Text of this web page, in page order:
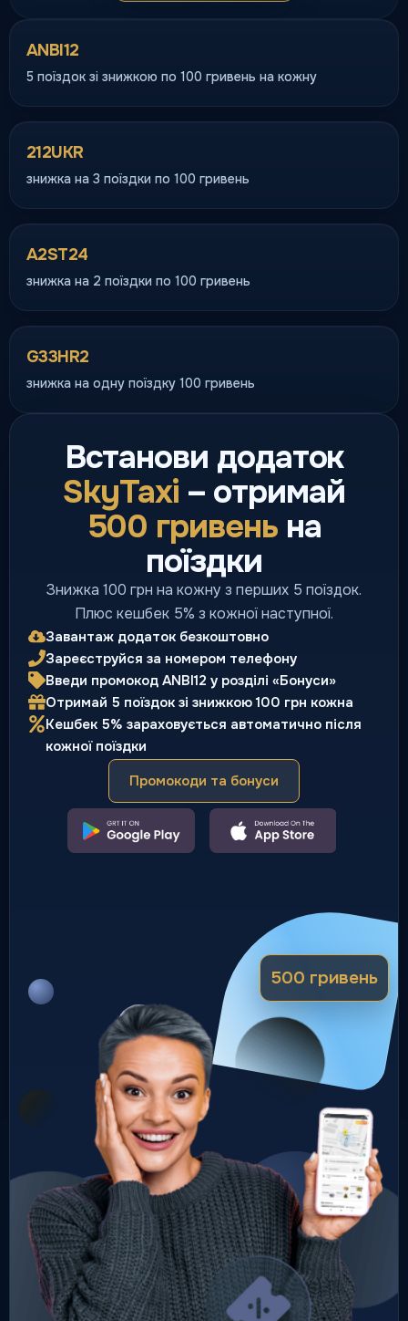
Флагманський клас для
особливих маршрутів
Групи, сім'ї, трансфери до 8+
Міжміське таксі
Фіксований маршрут між
містами
Місто/Область
Попереднє замовлення
Подача на конкретний час
Планування
Таксі на вокзал
Трансфери до вокзалів та
Таксі з терміналом
Оплата карткою прямо в
Безготівково
Доставка / Кур'єр
Посилки й документи по місту
день у день швидка доставка
Кур'єр
ANBI12
5 поїздок зі знижкою по 100 гривень на кожну
212UKR
знижка на 3 поїздки по 100 гривень
A2ST24
знижка на 2 поїздки по 100 гривень
G33HR2
знижка на одну поїздку 100 гривень
Встанови додаток
SkyTaxi– отримай
500 гривеньна
поїздки
Знижка 100 грн на кожну з перших 5 поїздок.
Плюс кешбек 5% з кожної наступної.
Завантаж додаток безкоштовно
Зареєструйся за номером телефону
Введи промокод ANBI12 у розділі «Бонуси»
Отримай 5 поїздок зі знижкою 100 грн кожна
Кешбек 5% зараховується автоматично після
кожної поїздки
Промокоди та бонуси
500 гривень